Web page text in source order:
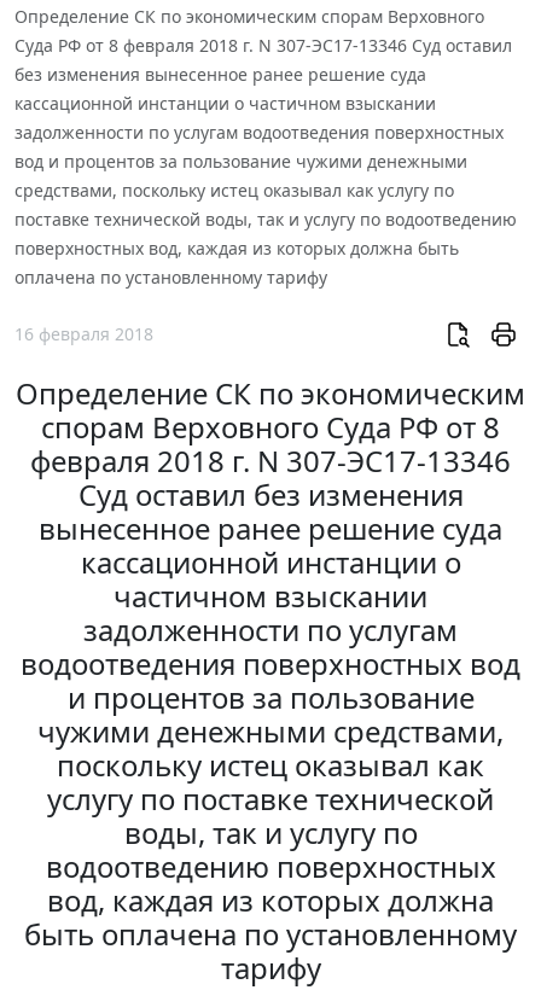
Определение СК по экономическим спорам Верховного
Суда РФ от 8 февраля 2018 г. N 307-ЭС17-13346 Суд оставил
без изменения вынесенное ранее решение суда
кассационной инстанции о частичном взыскании
задолженности по услугам водоотведения поверхностных
вод и процентов за пользование чужими денежными
средствами, поскольку истец оказывал как услугу по
поставке технической воды, так и услугу по водоотведению
поверхностных вод, каждая из которых должна быть
оплачена по установленному тарифу
16 февраля 2018
Определение СК по экономическим
спорам Верховного Суда РФ от 8
февраля 2018 г. N 307-ЭС17-13346
Суд оставил без изменения
вынесенное ранее решение суда
кассационной инстанции о
частичном взыскании
задолженности по услугам
водоотведения поверхностных вод
и процентов за пользование
чужими денежными средствами,
поскольку истец оказывал как
услугу по поставке технической
воды, так и услугу по
водоотведению поверхностных
вод, каждая из которых должна
быть оплачена по установленному
тарифу